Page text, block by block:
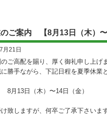
ご案内 【8月13日（木）〜
月21日
ご高配を賜り、厚く御礼申し上げま
勝手ながら、下記日程を夏季休業
8月13日（木）〜14日（金）
致しますが、何卒ご了承下さいま